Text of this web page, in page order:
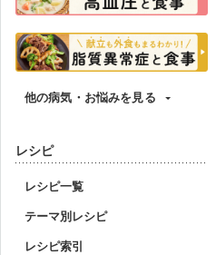
他の病気・お悩みを見る
レシピ
レシピ一覧
テーマ別レシピ
レシピ索引